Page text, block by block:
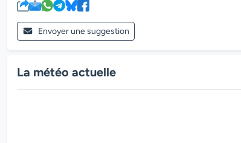
Envoyer une suggestion
La météo actuelle